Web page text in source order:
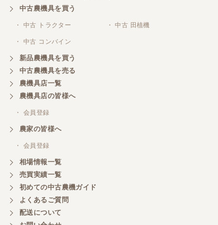
山梨県／井上農場
このたびはお取引ありがとうございました。 梱包も
山梨県／
商談成立の連絡をいたいておりません。
山梨県／中川
このたびは、ありがとうございました。
山梨県／好ちゃん
大変いい商品で草刈り作業で活躍しています
中古農機具を買う
・ 中古 トラクター ・ 中古 田植機
・ 中古 コンバイン
新品農機具を買う
中古農機具を売る
農機具店一覧
農機具店の皆様へ
・ 会員登録
農家の皆様へ
・ 会員登録
相場情報一覧
売買実績一覧
初めての中古農機ガイド
よくあるご質問
配送について